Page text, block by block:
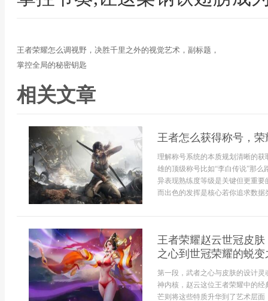
王者荣耀怎么调视野，决胜千里之外的视觉艺术，副标题，
掌控全局的秘密钥匙
相关文章
王者怎么获得称号，
理解称号系统的本质规划清晰的
雄的顶级称号比如“李白传说”那
异表现熟练度等级是关键但更重
而出色的发挥是核心若你追求数据
王者荣耀赵云世冠皮
之心到世冠荣耀的蜕变
第一段，武者之心与皮肤的设计
神内核，赵云这位王者荣耀中的
芒则将这些特质升华到了艺术层